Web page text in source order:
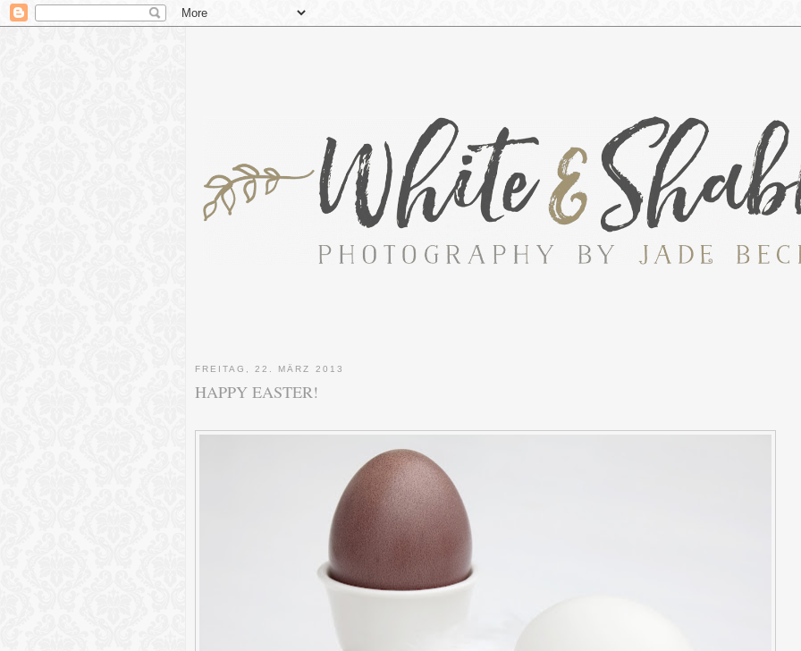
FREITAG, 22. MÄRZ 2013
HAPPY EASTER!